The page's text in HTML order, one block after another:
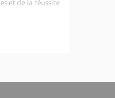
et de la réussite